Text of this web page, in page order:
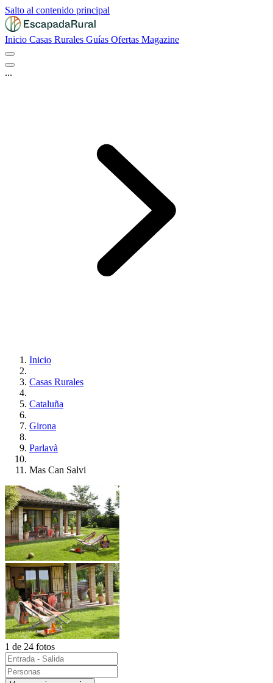
Salto al contenido principal
Inicio Casas Rurales Guías Ofertas Magazine
...
Inicio
Casas Rurales
Cataluña
Girona
Parlavà
Mas Can Salvi
1 de 24 fotos